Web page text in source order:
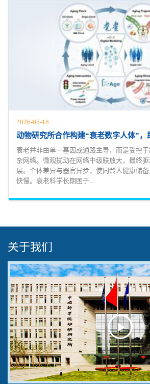
2026-05-18
动物研究所合作构建“衰老数字人体”，
衰老并非由单一基因或通路主导，而是受控
杂网络。微观扰动在网络中级联放大，最终
展。个体差异与器官异步，使同龄人健康储
快慢。衰老科学长期困于...
关于我们
Play